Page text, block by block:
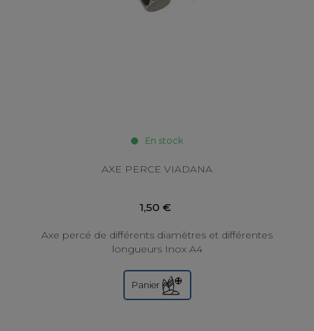
En stock
AXE PERCE VIADANA
1,50 €
Axe percé de différents diamètres et différentes
longueurs Inox A4
Panier